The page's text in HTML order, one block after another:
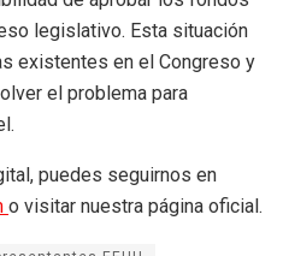
legislativo. Esta situación
existentes en el Congreso y
el problema para
puedes seguirnos en
o visitar nuestra página oficial.